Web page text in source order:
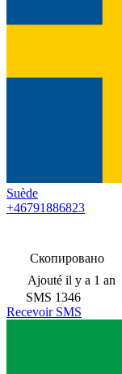
Suède
+46791886823
Скопировано
Ajouté il y a 1 an
SMS 1346
Recevoir SMS